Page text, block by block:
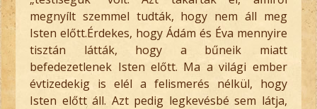
megnyílt szemmel tudták, hogy nem áll meg
Isten előtt.Érdekes, hogy Ádám és Éva mennyire
tisztán látták, hogy a bűneik miatt
befedezetlenek Isten előtt. Ma a világi ember
évtizedekig is elél a felismerés nélkül, hogy
Isten előtt áll. Azt pedig legkevésbé sem látja,